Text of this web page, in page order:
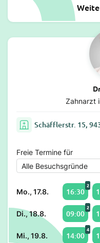
Zahnarzt
Schäfflerstr. 15,
Freie Termine für
Mo., 17.8. 16:30
2
Di., 18.8. 09:00
2
Mi., 19.8. 14:00
4